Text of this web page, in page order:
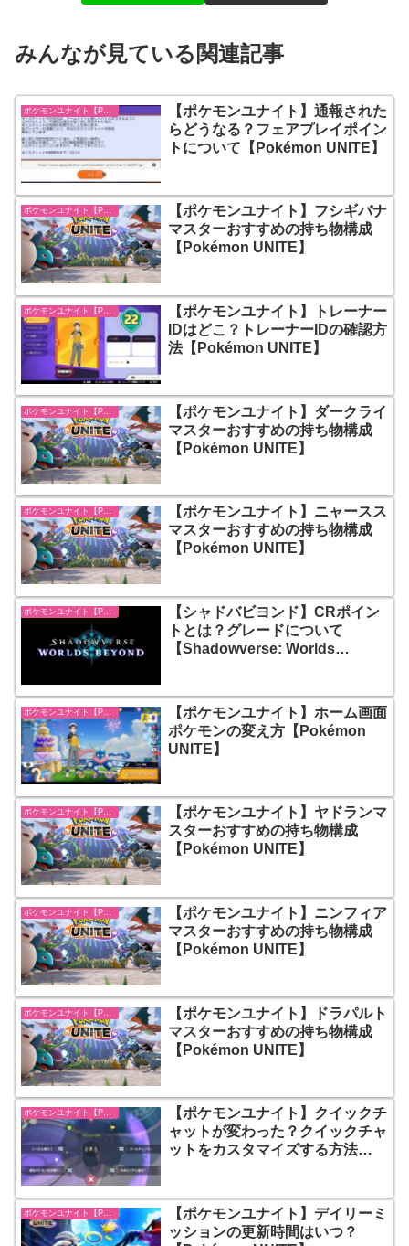
みんなが見ている関連記事
【ポケモンユナイト】通報された
らどうなる？フェアプレイポイン
トについて【Pokémon UNITE】
ポケモンユナイト【Pokémon UNITE】
【ポケモンユナイト】フシギバナ
マスターおすすめの持ち物構成
【Pokémon UNITE】
【ポケモンユナイト】トレーナー
IDはどこ？トレーナーIDの確認方
法【Pokémon UNITE】
【ポケモンユナイト】ダークライ
マスターおすすめの持ち物構成
【Pokémon UNITE】
ポケモンユナイト【Pokémon UNITE】
【ポケモンユナイト】ニャースス
マスターおすすめの持ち物構成
【Pokémon UNITE】
ポケモンユナイト【Pokémon UNITE】
【シャドバビヨンド】CRポイン
トとは？グレードについて
【Shadowverse: Worlds
【ポケモンユナイト】ホーム画面
ポケモンの変え方【Pokémon
UNITE】
ポケモンユナイト【Pokémon UNITE】
【ポケモンユナイト】ヤドランマ
スターおすすめの持ち物構成
【Pokémon UNITE】
ポケモンユナイト【Pokémon UNITE】
【ポケモンユナイト】ニンフィア
マスターおすすめの持ち物構成
【Pokémon UNITE】
【ポケモンユナイト】ドラパルト
マスターおすすめの持ち物構成
【Pokémon UNITE】
ポケモンユナイト【Pokémon UNITE】
【ポケモンユナイト】クイックチ
ャットが変わった？クイックチャ
ットをカスタマイズする方法
ポケモンユナイト【Pokémon UNITE】
【ポケモンユナイト】デイリーミ
ッションの更新時間はいつ？